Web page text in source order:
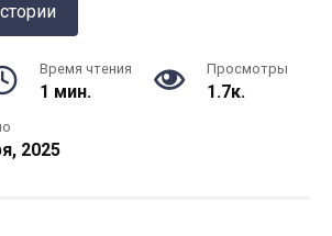
Время чтения
1 мин.
Просмотры
1.7к.
2025